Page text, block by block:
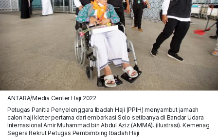
ANTARA/Media Center Haji 2022
Petugas Panitia Penyelenggara Ibadah Haji (PPIH) menyambut jamaah
calon haji kloter pertama dari embarkasi Solo setibanya di Bandar Udara
Internasional Amir Muhammad bin Abdul Aziz (AMMA). (ilustrasi). Kemenag
Segera Rekrut Petugas Pembimbing Ibadah Haji